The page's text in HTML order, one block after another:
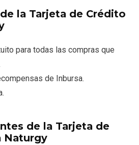
la Tarjeta de Crédito
para todas las compras que
de Inbursa.
de la Tarjeta de
Naturgy